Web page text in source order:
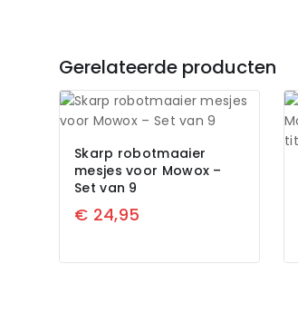
Gerelateerde producten
Skarp robotmaaier
mesjes voor Mowox –
Set van 9
€ 24,95